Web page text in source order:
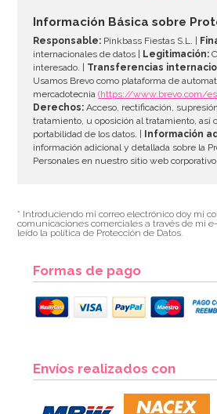
AÑADIR
11,50€
Información Básica sobre
Responsable: Pinkbass Fiestas S.L. |
internacionales de datos |
Legitimación:
interesado. | Transferencias
Usamos Brevo como plataforma de
mercadotecnia(https://www.brevo.com/
Derechos: Acceso, rectificación,
tratamiento, u oposición al tratamiento, así
portabilidad de los datos. |
Información
información adicional y detallada sobre la
Personales en nuestro sitio web
* Introduciendo mi correo electrónico doy mi
comunicaciones comerciales a través de mi
leído la política de Protección de Datos.
Formas de pago
Envíos realizados con